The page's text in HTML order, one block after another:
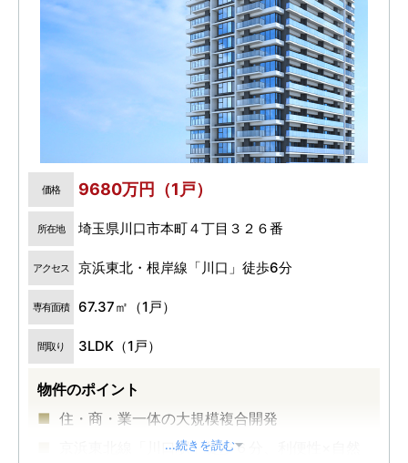
価格 9680万円（1戸）
所在地 埼玉県川口市本町４丁目３２６番
アクセス 京浜東北・根岸線「川口」徒歩6分
専有面積 67.37㎡（1戸）
間取り 3LDK（1戸）
物件のポイント
住・商・業一体の大規模複合開発
京浜東北線「川口駅」徒歩６分、利便性×自然
...続きを読む